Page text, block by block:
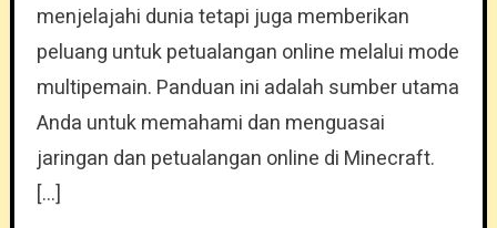
menjelajahi dunia tetapi juga memberikan
peluang untuk petualangan online melalui mode
multipemain. Panduan ini adalah sumber utama
Anda untuk memahami dan menguasai
jaringan dan petualangan online di Minecraft.
[…]